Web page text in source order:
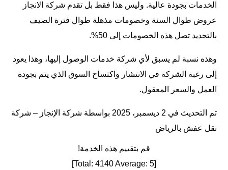
الخدمات بجودة عالية. وليس هذا فقط بل تقدم شركة الانجاز
عروض طوال السنة وخصومات مذهلة طوال فترة الصيف
بالتحديد تصل هذه الخصومات إلى 50%.
وهذه نسبة لم يسبق لأي شركة خدمات الوصول إليها، وهذا يعود
إلى رغبة الشركة في الانتشار واكتساح السوق الذي يتم بجودة
العمل والسعر المعقول.
تم التحديث في 2 ديسمبر، 2025 بواسطة
شركة الإنجاز – شركة
نقل عفش بالرياض
قم بتقييم هذه الخدمة!
[Total:
4140Average: 5
]